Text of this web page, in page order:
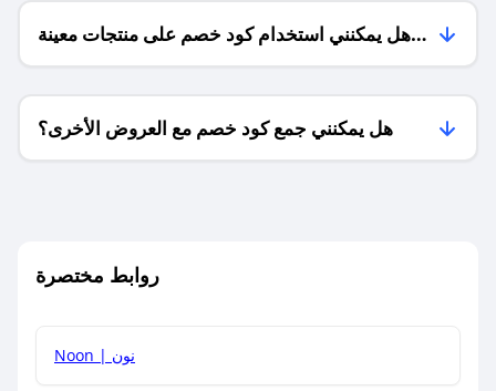
هل يمكنني استخدام كود خصم على منتجات معينة
فقط؟
هل يمكنني جمع كود خصم مع العروض الأخرى؟
روابط مختصرة
Noon | نون